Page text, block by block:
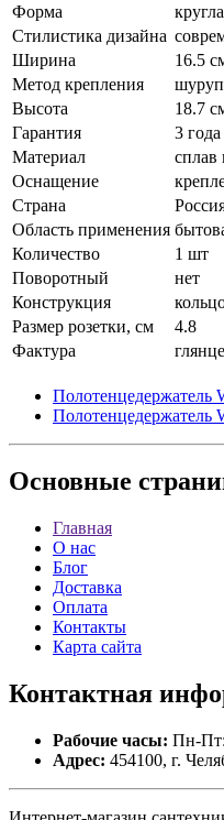
Форма
Стилистика дизайна
Ширина
16.5
Метод крепления
Высота
18.7
Гарантия
3 года
Материал
сплав
Оснащение
Страна
Область применения
Количество
1 шт
Поворотный
нет
Конструкция
Размер розетки, см
4.8
Фактура
Полотенцедержатель
Полотенцедержатель
Основные
Главная
О нас
Блог
Доставка
Оплата
Контакты
Карта сайта
Контактная
Рабочие часы: Пн-Пт:
Адрес: 454100, г.